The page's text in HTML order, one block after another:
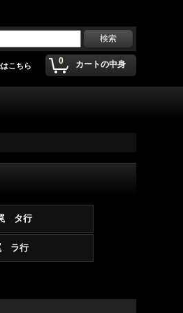
0 カートの中身
こちら
タ行
ラ行